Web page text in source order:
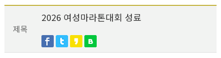
제목
2026 여성마라톤대회 성료